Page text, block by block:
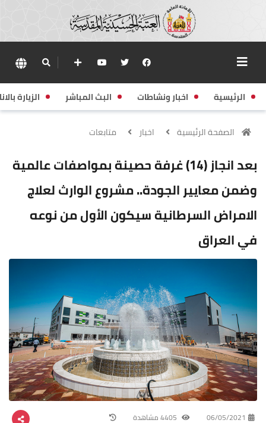
الرئيسية اخبار ونشاطات البث المباشر الزيارة
الصفحة الرئيسية اخبار متابعات
بعد انجاز (14) غرفة حصينة بمواصفات عالمية
وضمن معايير الجودة.. مشروع الوارث لعلاج
الامراض السرطانية سيكون الأول من نوعه
في العراق
06/05/2021